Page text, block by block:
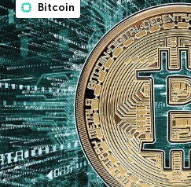
Bitcoin